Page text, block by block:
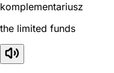
komplementariusz
the limited funds